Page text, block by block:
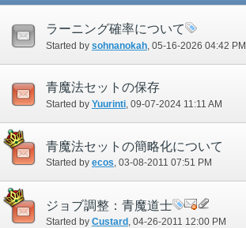
ラーニング確率について
Started by sohnanokah ‎, 05-16-2026 04:42 PM
青魔法セットの保存
Started by Yuurinti‎, 09-07-2024 11:11 AM
青魔法セットの簡略化について
Started by ecos‎, 03-08-2011 07:51 PM
ジョブ調整：青魔道士
Started by Custard ‎, 04-26-2011 12:00 PM